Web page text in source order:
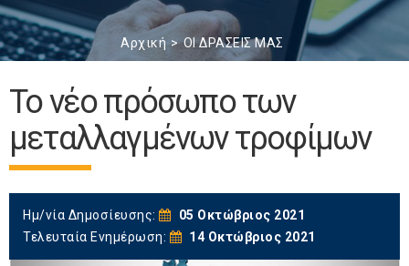
Αρχική ΟΙ ΔΡΑΣΕΙΣ ΜΑΣ
Το νέο πρόσωπο των
μεταλλαγμένων τροφίμων
Ημ/νία Δημοσίευσης:
05 Οκτώβριος 2021
Τελευταία Ενημέρωση:
14 Οκτώβριος 2021